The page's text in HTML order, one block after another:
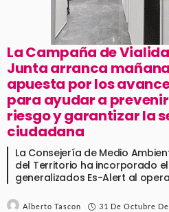
La Campaña de
Junta arranca
apuesta por los
para ayudar a
riesgo y garantizar la
ciudadana
La Consejería de Medio
del Territorio ha incorporado
generalizados Es-Alert al
Alberto Tascon 31 De Octubre